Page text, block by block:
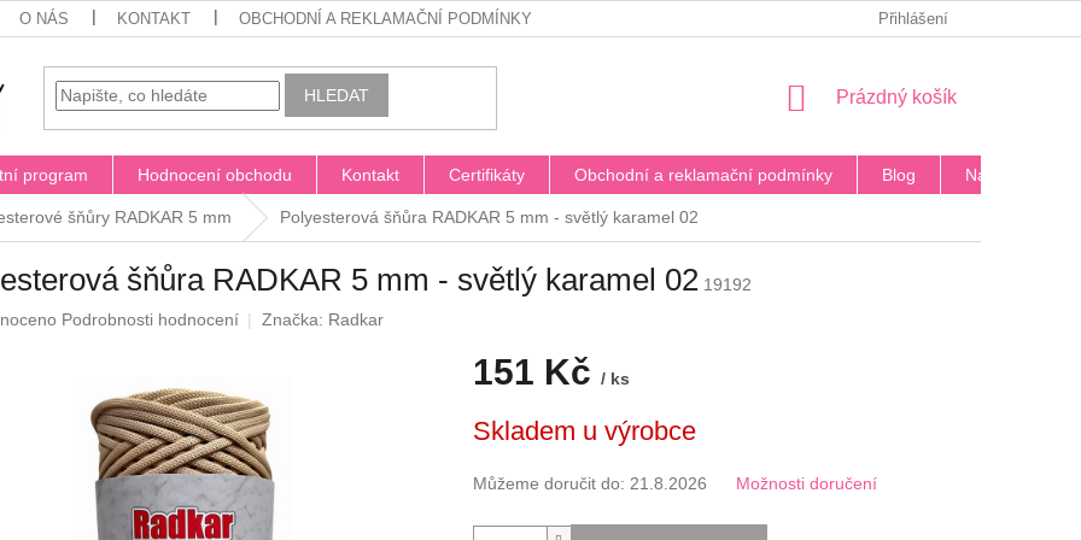
O NÁS KONTAKT OBCHODNÍ A REKLAMAČNÍ PODMÍNKY PODMÍNKY OCHRANY OSOBNÍCH ÚDAJŮ BLOG
Přihlášení
HLEDAT
NÁKUPNÍ
Prázdný košík
program Hodnocení obchodu Kontakt Certifikáty Obchodní a reklamační podmínky Blog Napište nám
šňůry RADKAR 5 mm Polyesterová šňůra RADKAR 5 mm - světlý karamel 02
šňůra RADKAR 5 mm - světlý karamel 02 19192
Podrobnosti hodnocení Značka: Radkar
151 Kč / ks
cena:
Skladem u výrobce
Můžeme doručit do: 21.8.2026 Možnosti doručení